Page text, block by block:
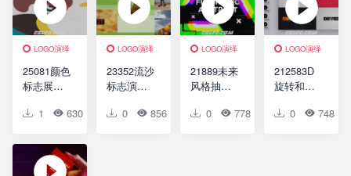
LOGO演绎
25081颜色
标志展示
板Colors
Reveal
1 630 0 0
LOGO演绎
23352流沙
标志演绎
Quickslide
0 856 0 0
LOGO演绎
21889未来
风格抽象
效果标志
0 778 0 0
LOGO演绎
212583D
旋转和拉
示AE模板
0 748